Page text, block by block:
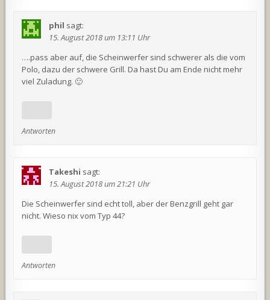
phil sagt:
15. August 2018 um 13:11 Uhr
….pass aber auf, die Scheinwerfer sind schwerer als die vom
Polo, dazu der schwere Grill. Da hast Du am Ende nicht mehr
viel Zuladung. 🙂
Antworten
Takeshi sagt:
15. August 2018 um 21:21 Uhr
Die Scheinwerfer sind echt toll, aber der Benzgrill geht gar
nicht. Wieso nix vom Typ 44?
Antworten